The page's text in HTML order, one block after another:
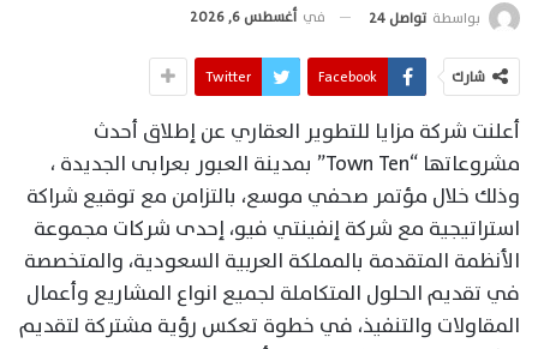
بواسطة تواصل 24 في أغسطس 6, 2026
شارك Facebook
Twitter
أعلنت شركة مزايا للتطوير العقاري عن إطلاق أحدث
مشروعاتها “Town Ten” بمدينة العبور بعرابى الجديدة ،
وذلك خلال مؤتمر صحفي موسع، بالتزامن مع توقيع شراكة
استراتيجية مع شركة إنفينتي فيو، إحدى شركات مجموعة
الأنظمة المتقدمة بالمملكة العربية السعودية، والمتخصصة
في تقديم الحلول المتكاملة لجميع انواع المشاريع وأعمال
المقاولات والتنفيذ، في خطوة تعكس رؤية مشتركة لتقديم